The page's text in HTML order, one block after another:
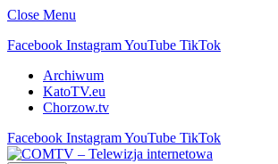
Close Menu
Facebook InstagramYouTube TikTok
Archiwum
KatoTV.eu
Chorzow.tv
Facebook InstagramYouTube TikTok